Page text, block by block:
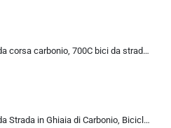
KABON Bici da corsa carbonio, 700C bici da strada T800 Completamente carbonio con Shimano 105 R7000 22 velocità 8.1 KG Leg…
KABON Bici da Strada in Ghiaia di Carbonio, Bicicletta con Telaio in Fibra di Carbonio T800 con Bicicletta da Corsa con Fr…